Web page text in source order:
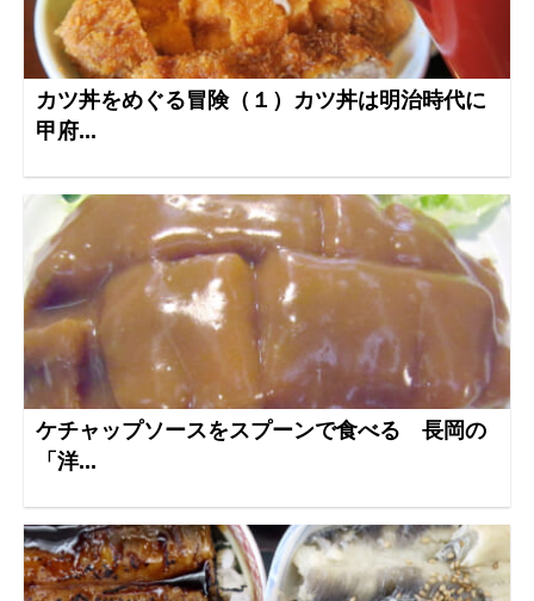
カツ丼をめぐる冒険（１）カツ丼は明治時代に
甲府...
ケチャップソースをスプーンで食べる 長岡の
「洋...